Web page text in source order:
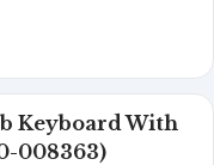
Keyboard With
008363)